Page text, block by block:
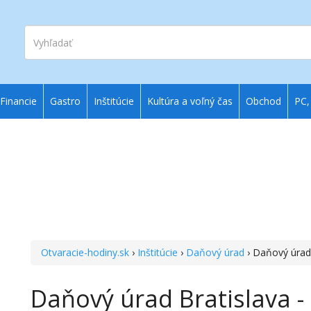
Vyhľadať
Otvaracie-hodiny.sk › Inštitúcie › Daňový úrad › Daňový
Daňový úrad Bratislava
Financie Gastro Inštitúcie Kultúra a voľný čas Obchod